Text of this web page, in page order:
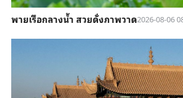
พายเรือกลางน้ำ สวยดั่งภาพวาด2026-08-06